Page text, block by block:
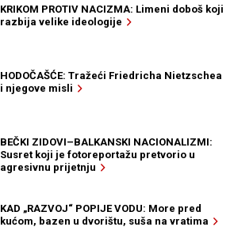
KRIKOM PROTIV NACIZMA: Limeni doboš koji
razbija velike ideologije
HODOČAŠĆE: Tražeći Friedricha Nietzschea
i njegove misli
BEČKI ZIDOVI–BALKANSKI NACIONALIZMI:
Susret koji je fotoreportažu pretvorio u
agresivnu prijetnju
KAD „RAZVOJ“ POPIJE VODU: More pred
kućom, bazen u dvorištu, suša na vratima